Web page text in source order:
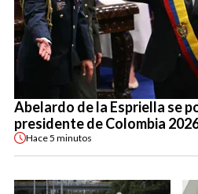
Abelardo de la Espriella se
presidente de Colombia
Hace5 minutos